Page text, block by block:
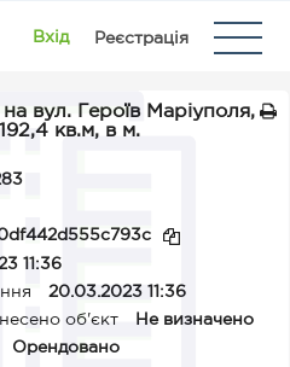
Вхід Реєстрація
вул. Героїв Маріуполя,
11:36
20.03.2023 11:36
об'єкт
Не визначено
Орендовано